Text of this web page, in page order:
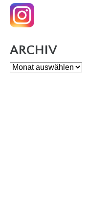
ARCHIV
Archiv